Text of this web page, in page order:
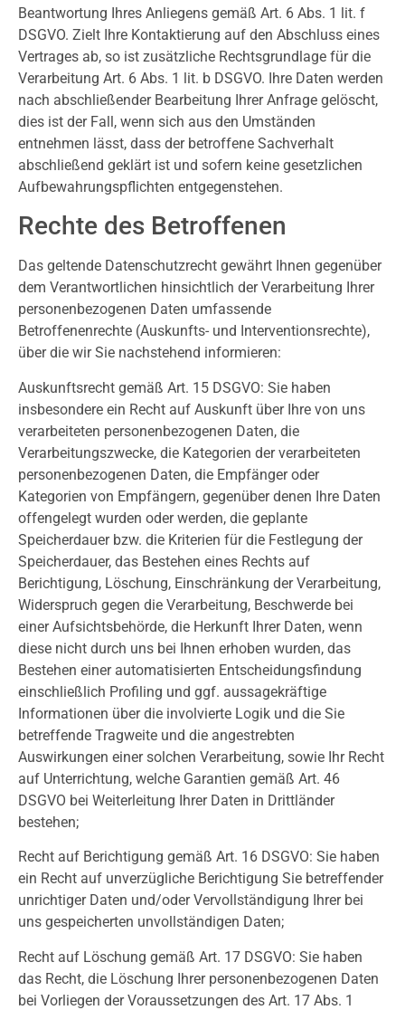
Beantwortung Ihres Anliegens gemäß Art. 6 Abs. 1 lit. f
DSGVO. Zielt Ihre Kontaktierung auf den Abschluss eines
Vertrages ab, so ist zusätzliche Rechtsgrundlage für die
Verarbeitung Art. 6 Abs. 1 lit. b DSGVO. Ihre Daten werden
nach abschließender Bearbeitung Ihrer Anfrage gelöscht,
dies ist der Fall, wenn sich aus den Umständen
entnehmen lässt, dass der betroffene Sachverhalt
abschließend geklärt ist und sofern keine gesetzlichen
Aufbewahrungspflichten entgegenstehen.
Rechte des Betroffenen
Das geltende Datenschutzrecht gewährt Ihnen gegenüber
dem Verantwortlichen hinsichtlich der Verarbeitung Ihrer
personenbezogenen Daten umfassende
Betroffenenrechte (Auskunfts- und Interventionsrechte),
über die wir Sie nachstehend informieren:
Auskunftsrecht gemäß Art. 15 DSGVO: Sie haben
insbesondere ein Recht auf Auskunft über Ihre von uns
verarbeiteten personenbezogenen Daten, die
Verarbeitungszwecke, die Kategorien der verarbeiteten
personenbezogenen Daten, die Empfänger oder
Kategorien von Empfängern, gegenüber denen Ihre Daten
offengelegt wurden oder werden, die geplante
Speicherdauer bzw. die Kriterien für die Festlegung der
Speicherdauer, das Bestehen eines Rechts auf
Berichtigung, Löschung, Einschränkung der Verarbeitung,
Widerspruch gegen die Verarbeitung, Beschwerde bei
einer Aufsichtsbehörde, die Herkunft Ihrer Daten, wenn
diese nicht durch uns bei Ihnen erhoben wurden, das
Bestehen einer automatisierten Entscheidungsfindung
einschließlich Profiling und ggf. aussagekräftige
Informationen über die involvierte Logik und die Sie
betreffende Tragweite und die angestrebten
Auswirkungen einer solchen Verarbeitung, sowie Ihr Recht
auf Unterrichtung, welche Garantien gemäß Art. 46
DSGVO bei Weiterleitung Ihrer Daten in Drittländer
bestehen;
Recht auf Berichtigung gemäß Art. 16 DSGVO: Sie haben
ein Recht auf unverzügliche Berichtigung Sie betreffender
unrichtiger Daten und/oder Vervollständigung Ihrer bei
uns gespeicherten unvollständigen Daten;
Recht auf Löschung gemäß Art. 17 DSGVO: Sie haben
das Recht, die Löschung Ihrer personenbezogenen Daten
bei Vorliegen der Voraussetzungen des Art. 17 Abs. 1